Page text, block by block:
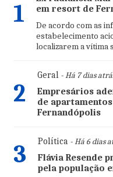
1
em resort de
De acordo com as
estabelecimento
localizarem a vítima
2
Geral- Há 7 dias
Empresários
de
Fernandópolis
3 Política- Há 6 dias
Flávia Resende
pela população